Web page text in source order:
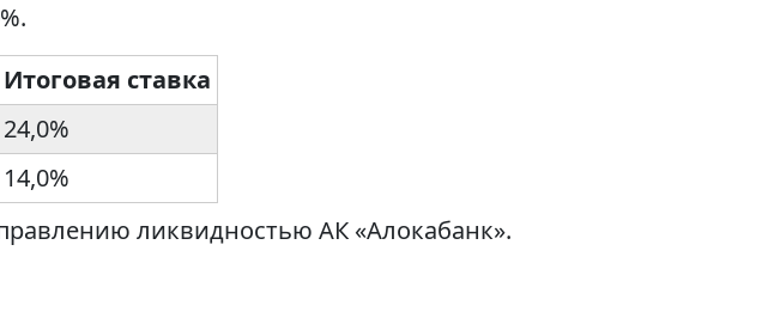
Итоговая ставка
24,0%
14,0%
ликвидностью АК «Алокабанк».